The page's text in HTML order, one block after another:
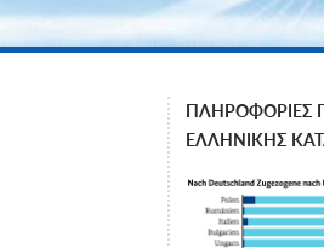
ΠΛΗΡΟΦΟΡΙΕΣ
ΕΛΛΗΝΙΚΗΣ